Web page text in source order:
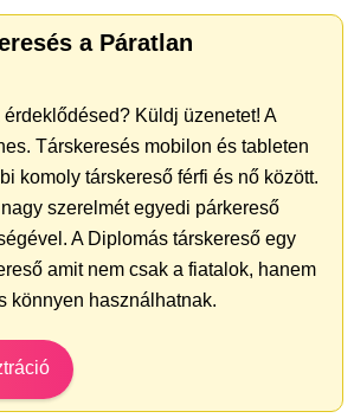
a Páratlan
Küldj üzenetet! A
Társkeresés mobilon és tableten
komoly társkereső férfi és nő között.
szerelmét egyedi párkereső
A Diplomás társkereső egy
amit nem csak a fiatalok, hanem
könnyen használhatnak.